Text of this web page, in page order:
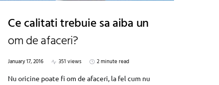
Ce calitati trebuie sa aiba un
om de afaceri?
January 17, 2016 351 views
2 minute read
Nu oricine poate fi om de afaceri, la fel cum nu